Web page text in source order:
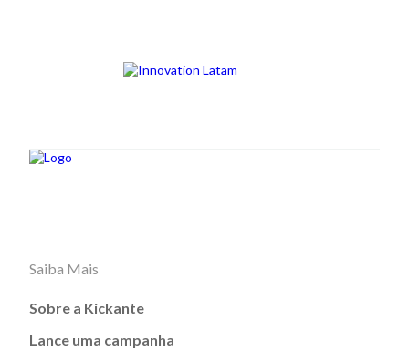
Saiba Mais
Sobre a Kickante
Lance uma campanha